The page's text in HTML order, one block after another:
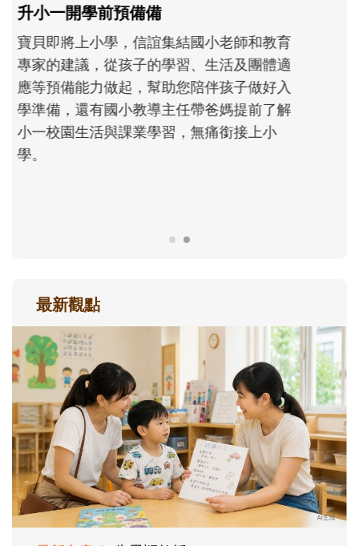
和孩子一起長大的那個男人│讀懂父親的
不同模樣
沒有人天生就擅長當爸爸！男人總是在一次
次「前所未有」的體驗中，跟著孩子一起長
大。從給予安全感的肢體遊戲，到獨立自
主、角色認同及解決問題的能力養成。爸爸
最新觀點